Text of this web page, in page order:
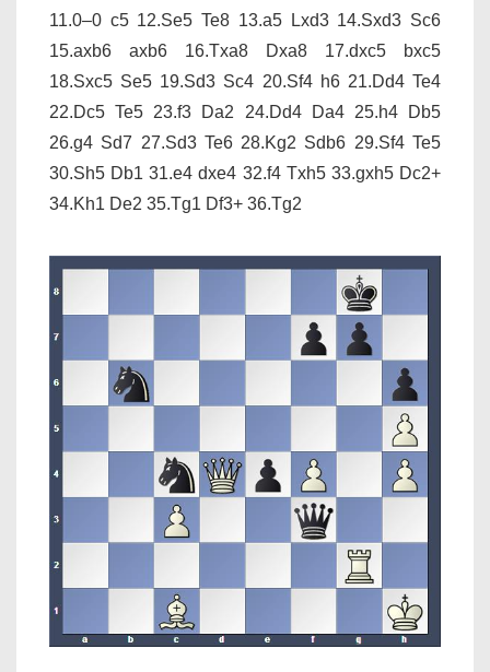
11.0–0 c5 12.Se5 Te8 13.a5 Lxd3 14.Sxd3 Sc6
15.axb6 axb6 16.Txa8 Dxa8 17.dxc5 bxc5
18.Sxc5 Se5 19.Sd3 Sc4 20.Sf4 h6 21.Dd4 Te4
22.Dc5 Te5 23.f3 Da2 24.Dd4 Da4 25.h4 Db5
26.g4 Sd7 27.Sd3 Te6 28.Kg2 Sdb6 29.Sf4 Te5
30.Sh5 Db1 31.e4 dxe4 32.f4 Txh5 33.gxh5 Dc2+
34.Kh1 De2 35.Tg1 Df3+ 36.Tg2